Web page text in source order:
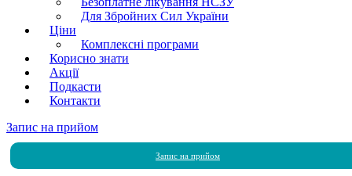
Для Збройних Сил України
Ціни
Комплексні програми
Корисно знати
Акції
Подкасти
Контакти
Запис на прийом
Запис на прийом